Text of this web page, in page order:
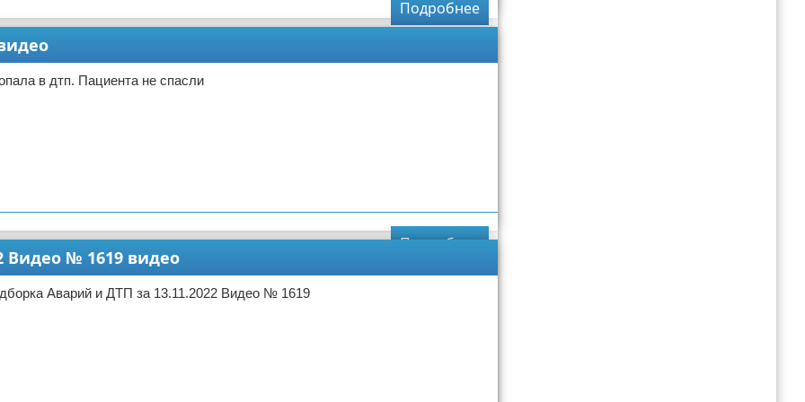
Подробнее
в дтп. Пациента не спасли
Подробнее
Видео № 1619 видео
Аварий и ДТП за 13.11.2022 Видео № 1619